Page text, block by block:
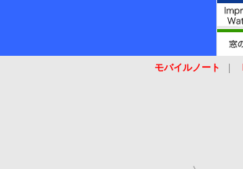
モバイルノート